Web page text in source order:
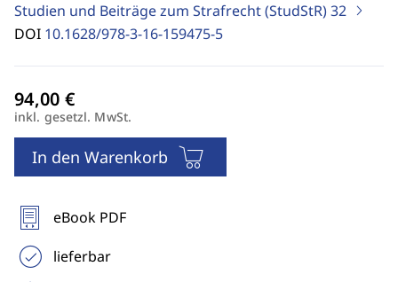
Studien und Beiträge zum Strafrecht (StudStR)32
DOI 10.1628/978-3-16-159475-5
inkl. gesetzl. MwSt.
In den Warenkorb
eBook PDF
lieferbar